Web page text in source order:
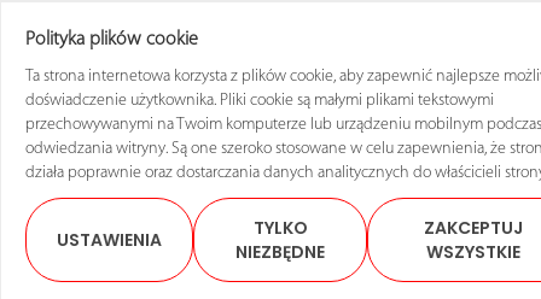
Strona główna
Katalog produktów
Regulamin zakupów
© 2025 Sklep ANRO Wszelkie prawa zastrzeżone
Polityka plików cookie
Ta strona internetowa korzysta z plików cookie, aby zapewnić najlepsze
doświadczenie użytkownika. Pliki cookie są małymi plikami tekstowymi
przechowywanymi na Twoim komputerze lub urządzeniu mobilnym podczas
odwiedzania witryny. Są one szeroko stosowane w celu zapewnienia, że
działa poprawnie oraz dostarczania danych analitycznych do właścicieli
USTAWIENIA
TYLKO
NIEZBĘDNE
ZAKCEPTUJ
WSZYSTKIE